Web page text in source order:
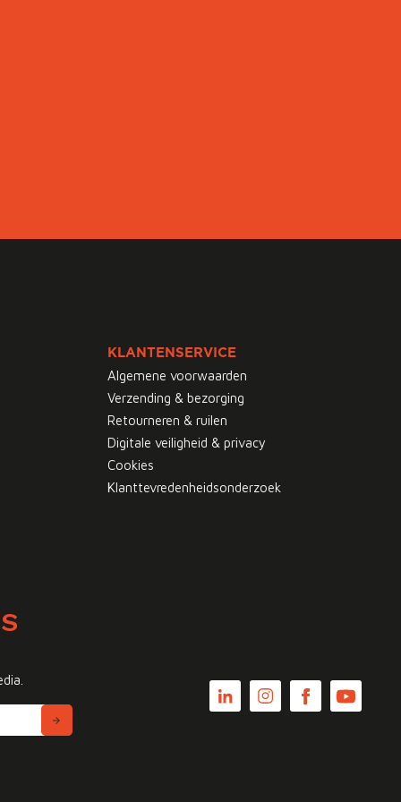
KLANTENSERVICE
Algemene voorwaarden
Verzending & bezorging
Retourneren & ruilen
Digitale veiligheid & privacy
Cookies
Klanttevredenheidsonderzoek